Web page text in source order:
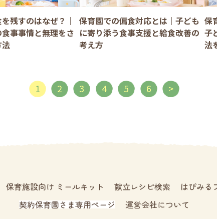
残すのはなぜ？｜
事事情と無理をさ
保育園での偏食対応とは｜子ども
に寄り添う食事支援と給食改善の
考え方
保
子
法
1 2 3 4 5 6 >
保育施設向け ミールキット 献立レシピ検索
はぴみる
契約保育園さま専用ページ
運営会社について